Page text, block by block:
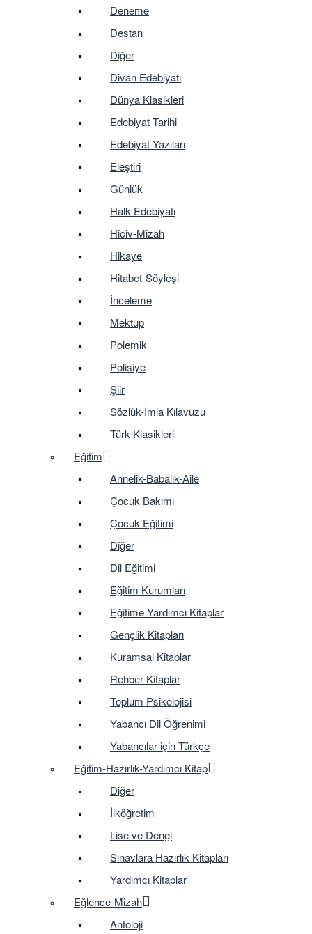
Deneme
Destan
Diğer
Divan Edebiyatı
Dünya Klasikleri
Edebiyat Tarihi
Edebiyat Yazıları
Eleştiri
Günlük
Halk Edebiyatı
Hiciv-Mizah
Hikaye
Hitabet-Söyleşi
İnceleme
Mektup
Polemik
Polisiye
Şiir
Sözlük-İmla Kılavuzu
Türk Klasikleri
Eğitim
Annelik-Babalık-Aile
Çocuk Bakımı
Çocuk Eğitimi
Diğer
Dil Eğitimi
Eğitim Kurumları
Eğitime Yardımcı Kitaplar
Gençlik Kitapları
Kuramsal Kitaplar
Rehber Kitaplar
Toplum Psikolojisi
Yabancı Dil Öğrenimi
Yabancılar için Türkçe
Eğitim-Hazırlık-Yardımcı Kitap
Diğer
İlköğretim
Lise ve Dengi
Sınavlara Hazırlık Kitapları
Yardımcı Kitaplar
Eğlence-Mizah
Antoloji